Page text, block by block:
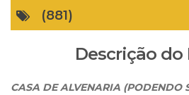
(881)
Descrição do
CASA DE ALVENARIA (PODENDO